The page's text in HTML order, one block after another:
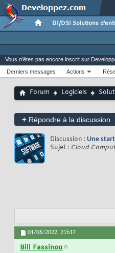
DI/DSI Solutions
Vous n'êtes pas encore inscrit sur
Derniers messages
Actions
Forum Logiciels
+ Répondre à la discussion
Discussion : Une
Sujet : Cloud
01/06/2022, 21h17
Bill Fassinou